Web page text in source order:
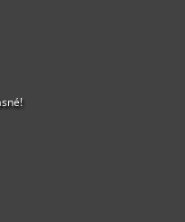
z 5 hvězdiček.
z 5 hvězdiček.